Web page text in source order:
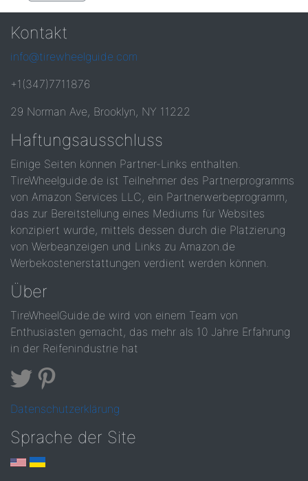
Kontakt
info@tirewheelguide.com
+1(347)7711876
29 Norman Ave, Brooklyn, NY 11222
Haftungsausschluss
Einige Seiten können Partner-Links enthalten.
TireWheelguide.de ist Teilnehmer des Partnerprogramms
von Amazon Services LLC, ein Partnerwerbeprogramm,
das zur Bereitstellung eines Mediums für Websites
konzipiert wurde, mittels dessen durch die Platzierung
von Werbeanzeigen und Links zu Amazon.de
Werbekostenerstattungen verdient werden können.
Über
TireWheelGuide.de wird von einem Team von
Enthusiasten gemacht, das mehr als 10 Jahre Erfahrung
in der Reifenindustrie hat
Datenschutzerklärung
Sprache der Site